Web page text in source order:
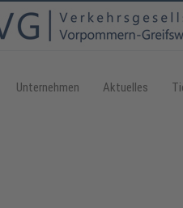
Unternehmen Aktuelles